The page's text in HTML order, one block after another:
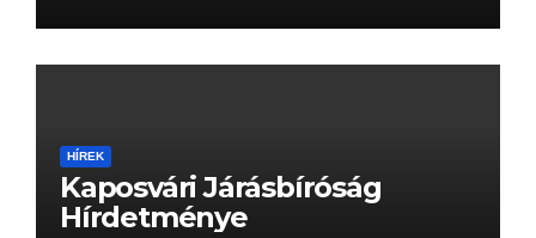
HÍREK
Kaposvári Járásbíróság
Hírdetménye